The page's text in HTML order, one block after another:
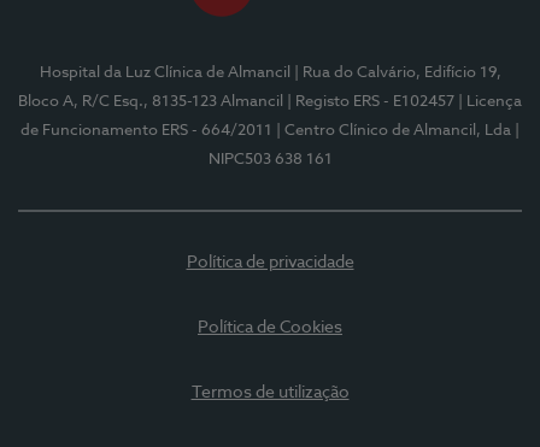
Hospital da Luz Clínica de Almancil
| Rua do Calvário, Edifício 19,
Bloco A, R/C Esq., 8135-123 Almancil
| Registo ERS - E102457
| Licença
de Funcionamento ERS - 664/2011
| Centro Clínico de Almancil, Lda
NIPC503 638 161
Política de privacidade
Política de Cookies
Termos de utilização